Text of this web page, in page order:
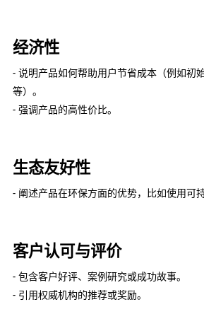
经济性
- 说明产品如何帮助用户节省成本（例如初
等）。
- 强调产品的高性价比。
生态友好性
- 阐述产品在环保方面的优势，比如使用可
客户认可与评价
- 包含客户好评、案例研究或成功故事。
- 引用权威机构的推荐或奖励。